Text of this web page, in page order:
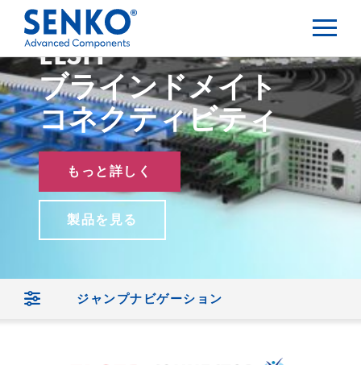
ELSFP
ブラインドメイト
コネクティビティ
もっと詳しく
製品を見る
ジャンプナビゲーション